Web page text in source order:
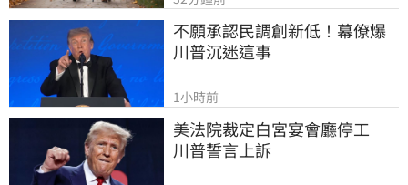
不願承認民調創新低！幕僚爆
川普沉迷這事
1小時前
美法院裁定白宮宴會廳停工
川普誓言上訴